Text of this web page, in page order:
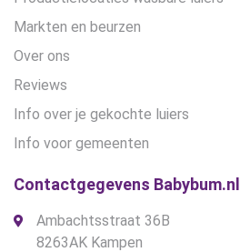
Markten en beurzen
Over ons
Reviews
Info over je gekochte luiers
Info voor gemeenten
Contactgegevens Babybum.nl
Ambachtsstraat 36B
8263AK Kampen